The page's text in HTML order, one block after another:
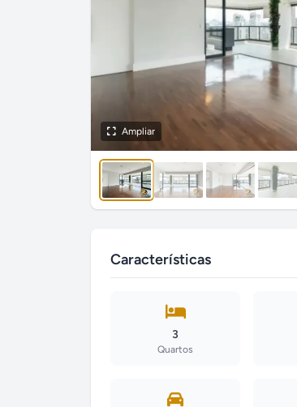
Ampliar
Características
3
Quartos